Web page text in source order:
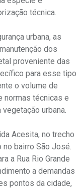
técnica.
urbana, as
dos
proveniente das
para esse tipo
o volume de
normas técnicas e
urbana.
Acesita, no trecho
bairro São José.
a Rua Rio Grande
a demandas
pontos da cidade,